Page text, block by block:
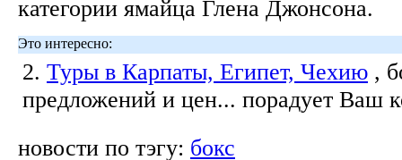
категории ямайца Глена Джонсона.
Это интересно:
2. Туры в Карпаты, Египет, Чехию ,
предложений и цен... порадует Ваш
новости по тэгу: бокс